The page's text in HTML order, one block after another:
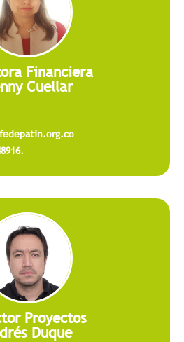
Financiera
Cuellar
Proyectos
Duque